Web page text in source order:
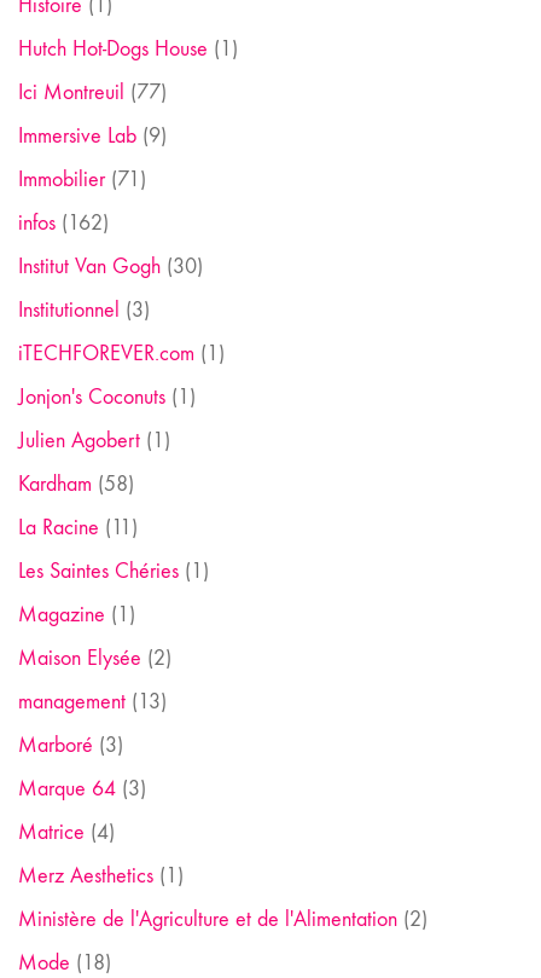
Histoire (1)
Hutch Hot-Dogs House (1)
Ici Montreuil (77)
Immersive Lab (9)
Immobilier(71)
infos (162)
Institut Van Gogh (30)
Institutionnel (3)
iTECHFOREVER.com (1)
Jonjon's Coconuts (1)
Julien Agobert (1)
Kardham (58)
La Racine (11)
Les Saintes Chéries (1)
Magazine (1)
Maison Elysée (2)
management (13)
Marboré (3)
Marque 64 (3)
Matrice (4)
Merz Aesthetics (1)
Ministère de l'Agriculture et de l'Alimentation (2)
Mode (18)